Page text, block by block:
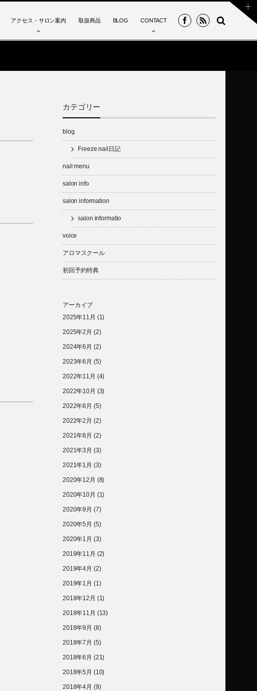
アクセス・サロン案内 取扱商品 BLOG CONTACT
カテゴリー
blog
Freeze nail日記
nail menu
salon info
salon information
salon informatio
voice
アロマスクール
初回予約特典
アーカイブ
2025年11月 (1)
2025年2月 (2)
2024年6月 (2)
2023年6月 (5)
2022年11月 (4)
2022年10月 (3)
2022年8月 (5)
2022年2月 (2)
2021年8月 (2)
2021年3月 (3)
2021年1月 (3)
2020年12月 (8)
2020年10月 (1)
2020年9月 (7)
2020年5月 (5)
2020年1月 (3)
2019年11月 (2)
2019年4月 (2)
2019年1月 (1)
2018年12月 (1)
2018年11月 (13)
2018年9月 (8)
2018年7月 (5)
2018年6月 (21)
2018年5月 (10)
2018年4月 (9)